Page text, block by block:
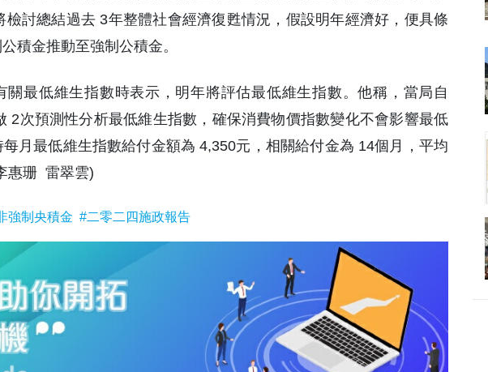
檢討總結過去 3年整體社會經濟復甦情況，假設明年經濟好，便具條
積金推動至強制公積金。
關最低維生指數時表示，明年將評估最低維生指數。他稱，當局自
2次預測性分析最低維生指數，確保消費物價指數變化不會影響最低
月最低維生指數給付金額為 4,350元，相關給付金為 14個月，平均
惠珊 雷翠雲)
強制央積金 #二零二四施政報告